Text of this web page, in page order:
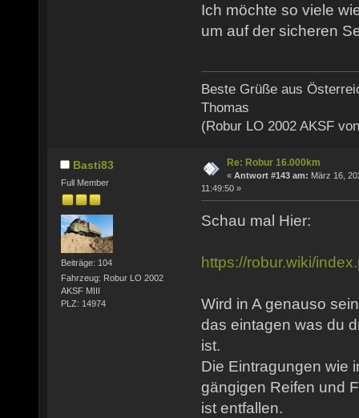
Ich möchte so viele
um auf der sicheren
Beste Grüße aus
Thomas
(Robur LO 2002 AKSF
Basti83
Full Member
Beiträge: 104
Fahrzeug: Robur LO 2002
AKSF MIII
PLZ: 14974
Re: Robur 16.000km
« Antwort #143 am: März 16,
11:49:50 »
Schau mal Hier:
https://robur.wiki/
Wird in A genauso
das eintagen was du
ist.
Die Eintragungen wie
gängigen Reifen und
ist entfallen.